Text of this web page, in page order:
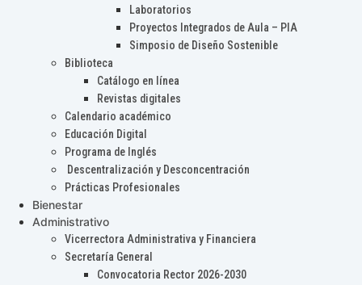
Laboratorios
Proyectos Integrados de Aula – PIA
Simposio de Diseño Sostenible
Biblioteca
Catálogo en línea
Revistas digitales
Calendario académico
Educación Digital
Programa de Inglés
Descentralización y Desconcentración
Prácticas Profesionales
Bienestar
Administrativo
Vicerrectora Administrativa y Financiera
Secretaría General
Convocatoria Rector 2026-2030